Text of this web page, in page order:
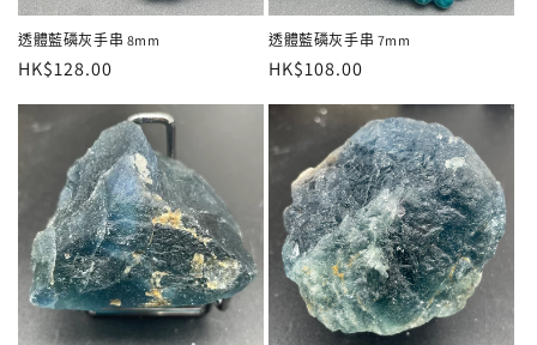
透體藍磷灰手串 8mm
定
價
HK$128.00
透體藍磷灰手串 7mm
定
價
HK$108.00